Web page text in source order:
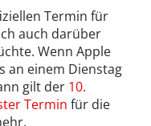
Termin für
auch darüber
Wenn Apple
an einem Dienstag
gilt der 10.
Termin für die